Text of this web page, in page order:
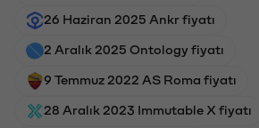
26 Haziran 2025 Ankr fiyatı
2 Aralık 2025 Ontology fiyatı
9 Temmuz 2022 AS Roma fiyatı
28 Aralık 2023 Immutable X fiyatı